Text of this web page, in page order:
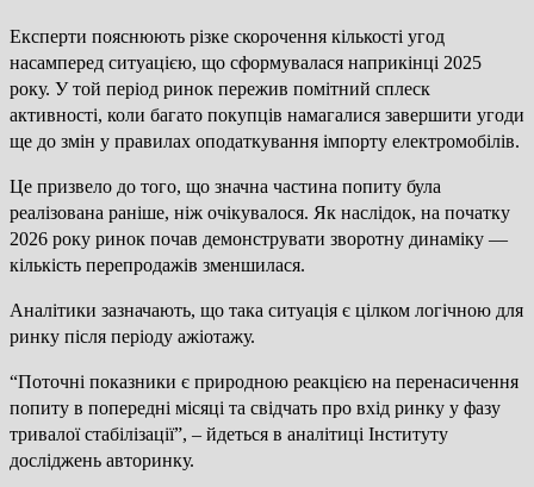
Експерти пояснюють різке скорочення кількості угод
насамперед ситуацією, що сформувалася наприкінці 2025
року. У той період ринок пережив помітний сплеск
активності, коли багато покупців намагалися завершити угоди
ще до змін у правилах оподаткування імпорту електромобілів.
Це призвело до того, що значна частина попиту була
реалізована раніше, ніж очікувалося. Як наслідок, на початку
2026 року ринок почав демонструвати зворотну динаміку —
кількість перепродажів зменшилася.
Аналітики зазначають, що така ситуація є цілком логічною для
ринку після періоду ажіотажу.
“Поточні показники є природною реакцією на перенасичення
попиту в попередні місяці та свідчать про вхід ринку у фазу
тривалої стабілізації”, – йдеться в аналітиці Інституту
досліджень авторинку.